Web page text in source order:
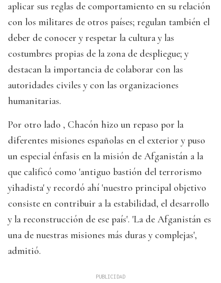
aplicar sus reglas de comportamiento en su relación
con los militares de otros países; regulan también el
deber de conocer y respetar la cultura y las
costumbres propias de la zona de despliegue; y
destacan la importancia de colaborar con las
autoridades civiles y con las organizaciones
humanitarias.
Por otro lado , Chacón hizo un repaso por la
diferentes misiones españolas en el exterior y puso
un especial énfasis en la misión de Afganistán a la
que calificó como 'antiguo bastión del terrorismo
yihadista' y recordó ahí 'nuestro principal objetivo
consiste en contribuir a la estabilidad, el desarrollo
y la reconstrucción de ese país'. 'La de Afganistán es
una de nuestras misiones más duras y complejas',
admitió.